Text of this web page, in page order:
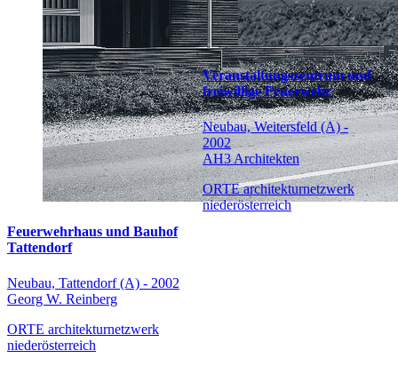
Feuerwehrhaus und Bauhof
Tattendorf
Neubau, Tattendorf (A) - 2002
Georg W. Reinberg
ORTE architekturnetzwerk
niederösterreich
Veranstaltungszentrum und
freiwillige Feuerwehr
Neubau, Weitersfeld (A) -
2002
AH3 Architekten
ORTE architekturnetzwerk
niederösterreich